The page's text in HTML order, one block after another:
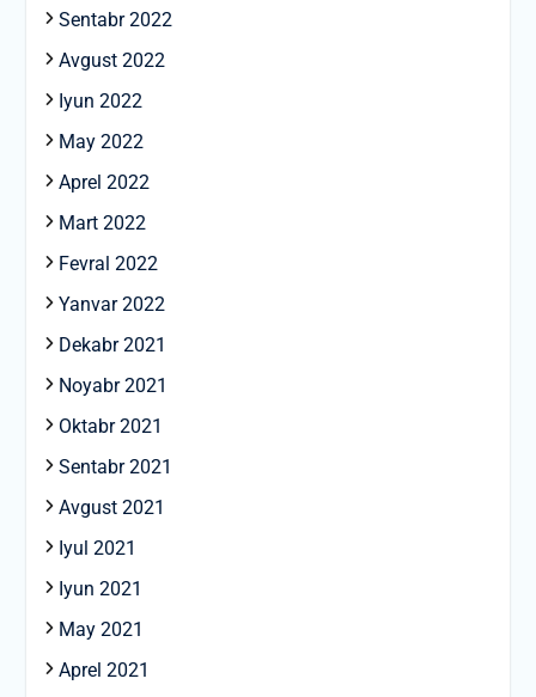
Sentabr 2022
Avgust 2022
Iyun 2022
May 2022
Aprel 2022
Mart 2022
Fevral 2022
Yanvar 2022
Dekabr 2021
Noyabr 2021
Oktabr 2021
Sentabr 2021
Avgust 2021
Iyul 2021
Iyun 2021
May 2021
Aprel 2021